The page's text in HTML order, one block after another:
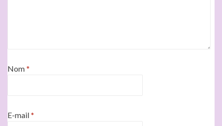
Nom*
E-mail*